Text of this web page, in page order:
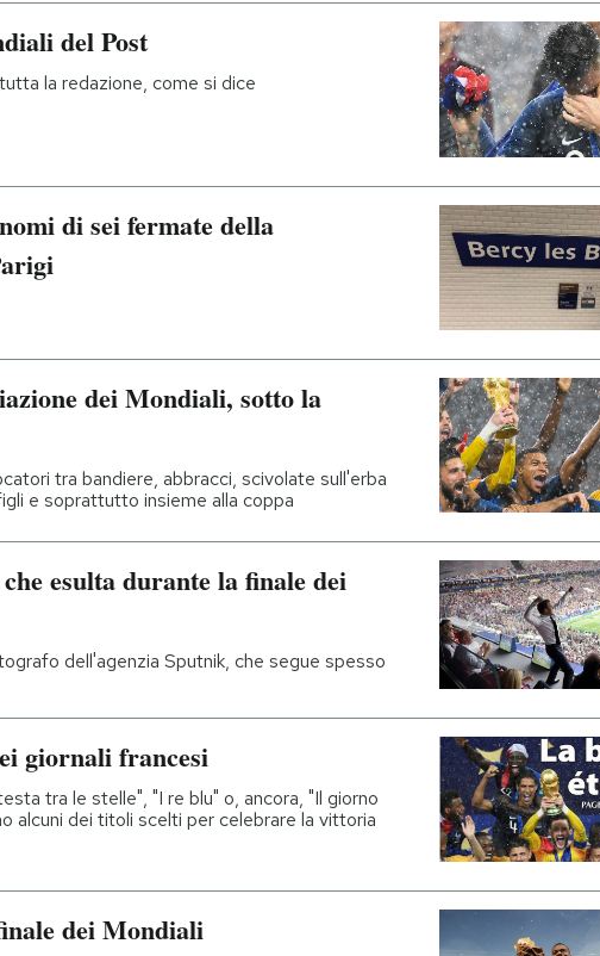
del Post
la redazione, come si dice
di sei fermate della
dei Mondiali, sotto la
tra bandiere, abbracci, scivolate sull'erba
e soprattutto insieme alla coppa
esulta durante la finale dei
dell'agenzia Sputnik, che segue spesso
giornali francesi
tra le stelle", "I re blu" o, ancora, "Il giorno
alcuni dei titoli scelti per celebrare la vittoria
dei Mondiali